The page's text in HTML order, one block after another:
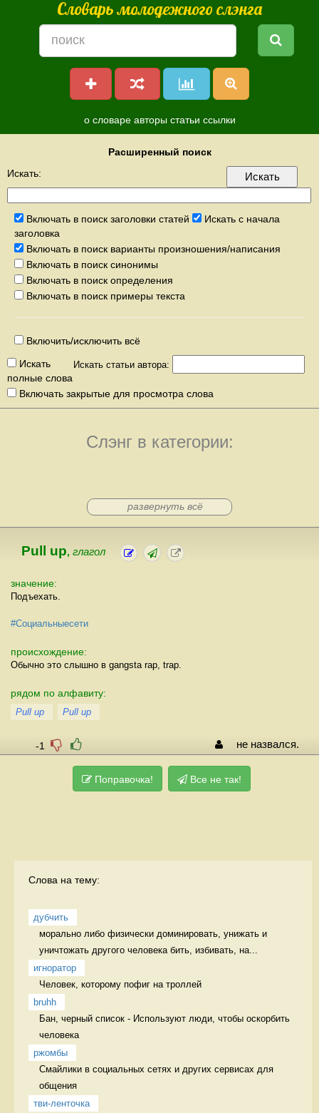
Словарь молодежного слэнга
о словаре авторы статьи ссылки
Расширенный поиск
Искать:
Включать в поиск заголовки статей
Искать с начала
заголовка
Включать в поиск варианты произношения/написания
Включать в поиск синонимы
Включать в поиск определения
Включать в поиск примеры текста
Включить/исключить всё
Искать статьи автора:
Искать
полные слова
Включать закрытые для просмотра слова
Слэнг в категории:
развернуть всё
Pull up, глагол
значение:
Подъехать.
#Социальныесети
происхождение:
Обычно это слышно в gangsta rap, trap.
рядом по алфавиту:
Pull up Pull up
-1 не назвался.
Поправочка! Все не так!
Слова на тему:
дубчить
морально либо физически доминировать, унижать и
уничтожать другого человека бить, избивать, на...
игноратор
Человек, которому пофиг на троллей
bruhh
Бан, черный список - Используют люди, чтобы оскорбить
человека
ржомбы
Смайлики в социальных сетях и других сервисах для
общения
тви-ленточка